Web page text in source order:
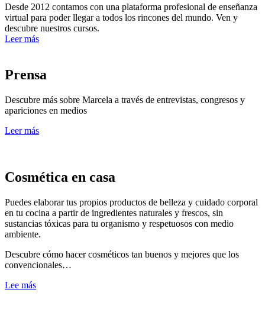
Desde 2012 contamos con una plataforma profesional de enseñanza
virtual para poder llegar a todos los rincones del mundo. Ven y
descubre nuestros cursos.
Leer más
Prensa
Descubre más sobre Marcela a través de entrevistas, congresos y
apariciones en medios
Leer más
Cosmética en casa
Puedes elaborar tus propios productos de belleza y cuidado corporal
en tu cocina a partir de ingredientes naturales y frescos, sin
sustancias tóxicas para tu organismo y respetuosos con medio
ambiente.
Descubre cómo hacer cosméticos tan buenos y mejores que los
convencionales…
Lee más